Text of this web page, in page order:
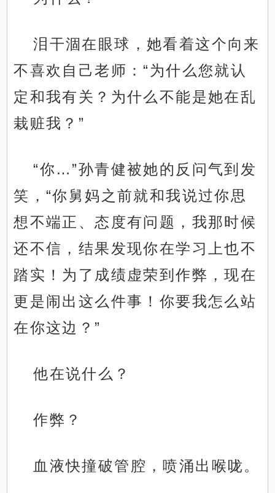
泪干涸在眼球，她看着这个向来
不喜欢自己老师：“为什么您就认
定和我有关？为什么不能是她在乱
栽赃我？”
“你…”孙青健被她的反问气到发
笑，“你舅妈之前就和我说过你思
想不端正、态度有问题，我那时候
还不信，结果发现你在学习上也不
踏实！为了成绩虚荣到作弊，现在
更是闹出这么件事！你要我怎么站
在你这边？”
他在说什么？
作弊？
血液快撞破管腔，喷涌出喉咙。